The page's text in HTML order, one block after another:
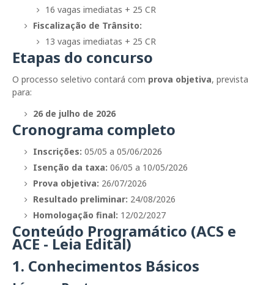
16 vagas imediatas + 25 CR
Fiscalização de Trânsito:
13 vagas imediatas + 25 CR
Etapas do concurso
O processo seletivo contará com prova objetiva, prevista
para:
26 de julho de 2026
Cronograma completo
Inscrições: 05/05 a 05/06/2026
Isenção da taxa: 06/05 a 10/05/2026
Prova objetiva: 26/07/2026
Resultado preliminar: 24/08/2026
Homologação final: 12/02/2027
Conteúdo Programático (ACS e
ACE - Leia Edital)
1. Conhecimentos Básicos